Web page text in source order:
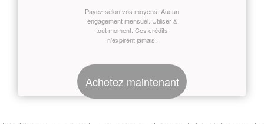
Payez selon vos moyens. Aucun
engagement mensuel. Utiliser à
tout moment. Ces crédits
n'expirent jamais.
Achetez maintenant